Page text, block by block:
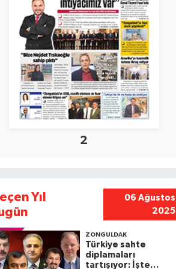
2
Yıl
06 Ağustos
2025
ZONGULDAK
Türkiye sahte
diplamaları
tartışıyor: İşte